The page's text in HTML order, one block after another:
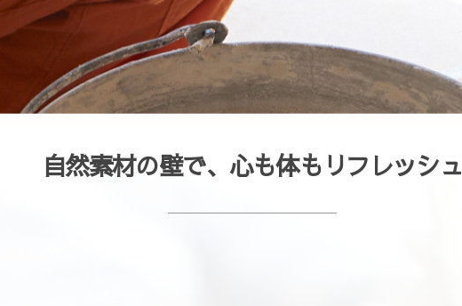
自然素材の壁で、心も体もリフレッシュ